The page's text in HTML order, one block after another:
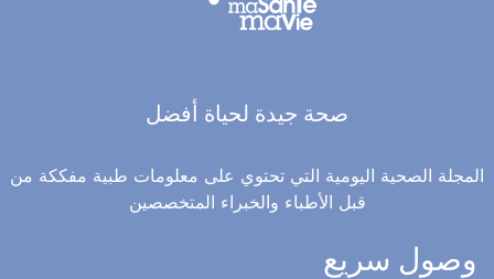
صحة جيدة لحياة أفضل
المجلة الصحية اليومية التي تحتوي على معلومات طبية مفككة من
قبل الأطباء والخبراء المتخصصين
وصول سريع